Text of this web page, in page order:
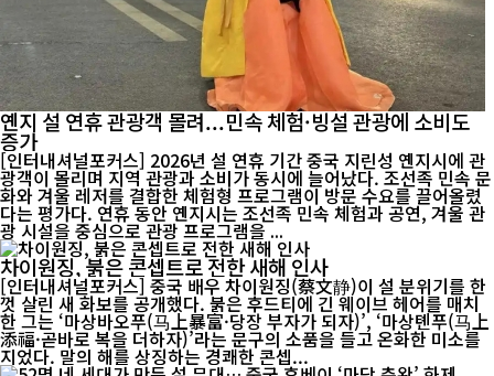
옌지 설 연휴 관광객 몰려...민속 체험·빙설 관광에 소비도
증가
[인터내셔널포커스] 2026년 설 연휴 기간 중국 지린성 옌지시에 관
광객이 몰리며 지역 관광과 소비가 동시에 늘어났다. 조선족 민속 문
화와 겨울 레저를 결합한 체험형 프로그램이 방문 수요를 끌어올렸
다는 평가다. 연휴 동안 옌지시는 조선족 민속 체험과 공연, 겨울 관
광 시설을 중심으로 관광 프로그램을 ...
차이원징, 붉은 콘셉트로 전한 새해 인사
[인터내셔널포커스] 중국 배우 차이원징(蔡文静)이 설 분위기를 한
껏 살린 새 화보를 공개했다. 붉은 후드티에 긴 웨이브 헤어를 매치
한 그는 ‘마상바오푸(马上暴富·당장 부자가 되자)’, ‘마상톈푸(马上
添福·곧바로 복을 더하자)’라는 문구의 소품을 들고 온화한 미소를
지었다. 말의 해를 상징하는 경쾌한 콘셉...